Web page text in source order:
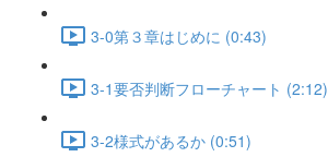
3-0第３章はじめに (0:43)
3-1要否判断フローチャート (2:12)
3-2様式があるか (0:51)